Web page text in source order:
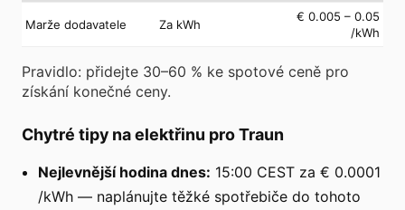
Marže dodavatele Za kWh
€ 0.005 – 0.05
/kWh
Pravidlo: přidejte 30–60 % ke spotové ceně pro
získání konečné ceny.
Chytré tipy na elektřinu pro Traun
Nejlevnější hodina dnes: 15:00 CEST za € 0.0001
/kWh — naplánujte těžké spotřebiče do tohoto